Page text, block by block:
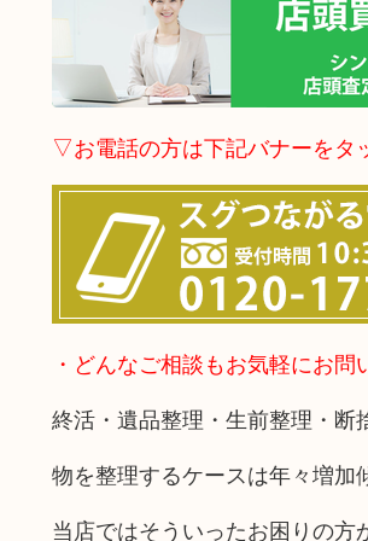
▽お電話の方は下記バナーをタ
・どんなご相談もお気軽にお問
終活・遺品整理・生前整理・断
物を整理するケースは年々増加
当店ではそういったお困りの方